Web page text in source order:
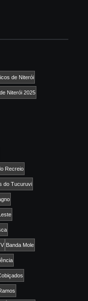
de Niterói
Niterói 2025
Recreio
do Tucuruvi
Banda Mole